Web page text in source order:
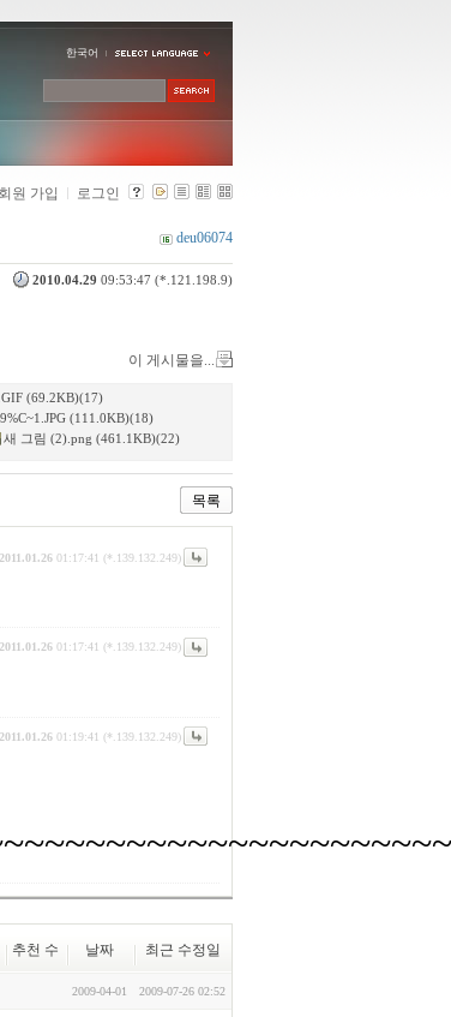
한국어
회원 가입 로그인
deu06074
2010.04.29 09:53:47 (*.121.198.9)
이 게시물을...
(69.2KB)(17)
(111.0KB)(18)
새 그림 (2).png (461.1KB)(22)
목록
2011.01.26 01:17:41 (*.139.132.249)
2011.01.26 01:17:41 (*.139.132.249)
2011.01.26 01:19:41 (*.139.132.249)
추천 수 날짜 최근 수정일
2009-04-01 2009-07-26 02:52